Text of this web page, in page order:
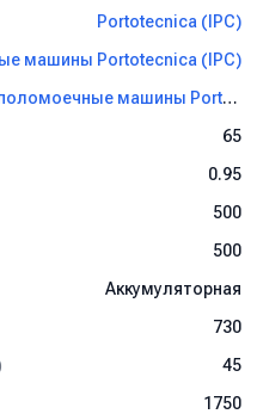
попадания влаги.
к химическим
высокой плотности.
стойкого полиуретана.
версии.
Portotecnica (IPC)
машины Portotecnica (IPC)
Аккумуляторные поломоечные машины Portotecnica (IPC)
65
0.95
500
500
Аккумуляторная
730
45
1750